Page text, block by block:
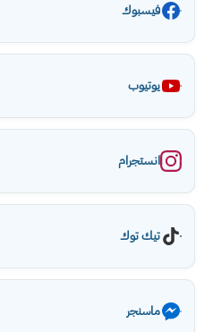
فيسبوك
يوتيوب
انستجرام
تيك توك
ماسنجر